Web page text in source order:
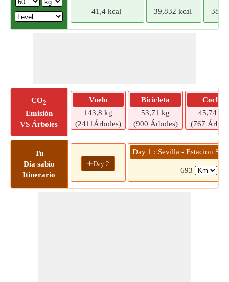
41,4 kcal 39,832 kcal
CO2
Emisión
VS Árboles
Vuelo
143,8 kg
(2411Árboles)
Bicicleta
53,71 kg
(900 Árboles)
Coche
45,74 kg
(767
Tu
Día sabio
Itinerario
+Day 2
Day 1 : Sevilla - Estacion
693